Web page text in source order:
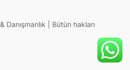
| Bütün hakları